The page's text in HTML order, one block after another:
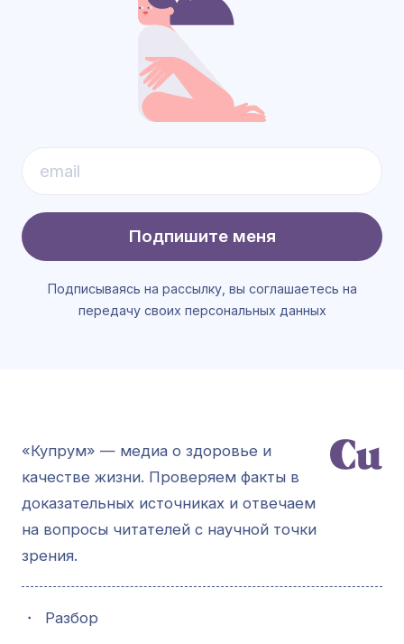
Подпишите меня
Подписываясь на рассылку, вы соглашаетесь на
передачу своих персональных данных
«Купрум» — медиа о здоровье и
качестве жизни. Проверяем факты в
доказательных источниках и отвечаем
на вопросы читателей с научной точки
зрения.
・ Разбор